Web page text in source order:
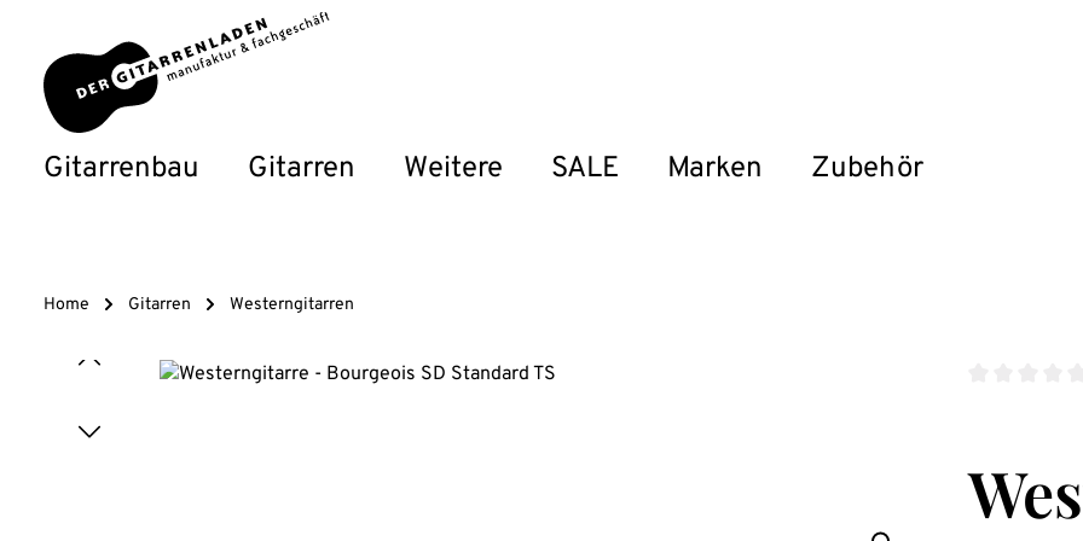
Zur Hauptnavigation springen
Gitarrenbau Gitarren Weitere SALE Marken Zubehör
Home Gitarren Westerngitarren
Bildergalerie überspringen